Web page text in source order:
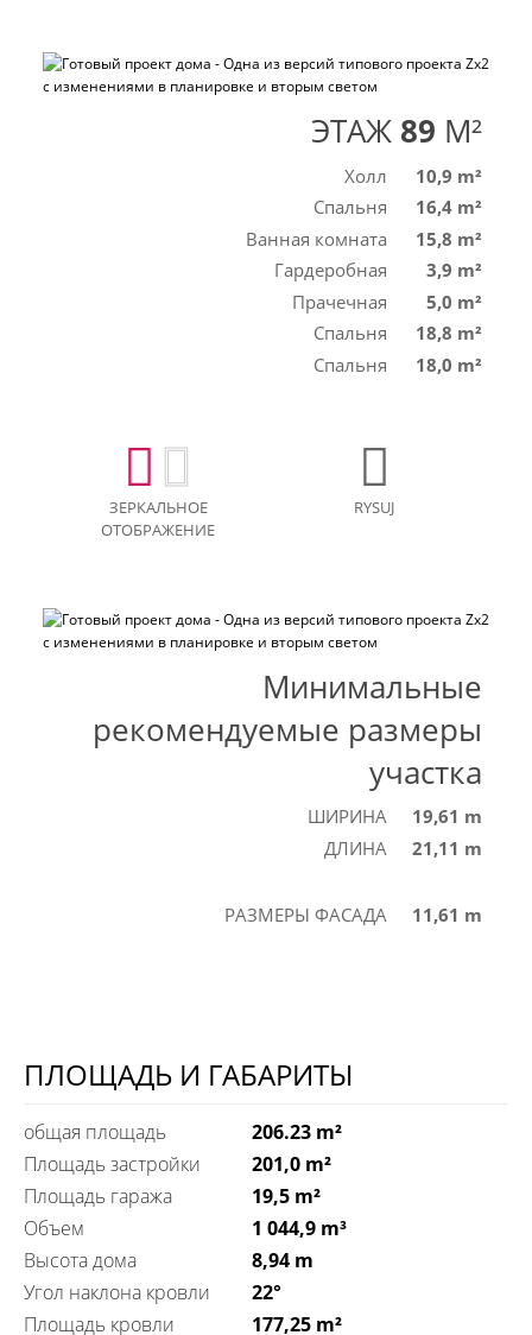
ЭТАЖ 89 M²
Холл
10,9 m²
Спальня
16,4 m²
Ванная комната
15,8 m²
Гардеробная
3,9 m²
Прачечная
5,0 m²
Спальня
18,8 m²
Спальня
18,0 m²
ЗЕРКАЛЬНОЕ
ОТОБРАЖЕНИЕ
RYSUJ
Минимальные
рекомендуемые размеры
участка
ШИРИНА
19,61 m
ДЛИНА
21,11 m
РАЗМЕРЫ ФАСАДА 11,61 m
ПЛОЩАДЬ И ГАБАРИТЫ
общая площадь
206.23 m²
Площадь застройки
201,0 m²
Площадь гаража
19,5 m²
Объем
1 044,9 m³
Высота дома
8,94 m
Угол наклона кровли
22°
Площадь кровли
177,25 m²